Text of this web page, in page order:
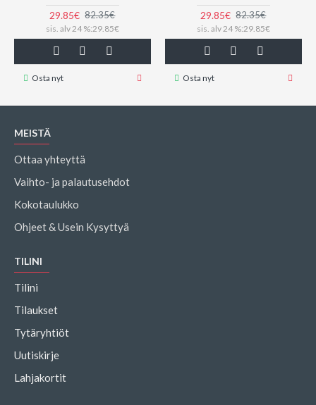
29.85€ 82.35€
sis. alv 24 %:29.85€
Osta nyt
29.85€ 82.35€
sis. alv 24 %:29.85€
Osta nyt
MEISTÄ
Ottaa yhteyttä
Vaihto- ja palautusehdot
Kokotaulukko
Ohjeet & Usein Kysyttyä
TILINI
Tilini
Tilaukset
Tytäryhtiöt
Uutiskirje
Lahjakortit